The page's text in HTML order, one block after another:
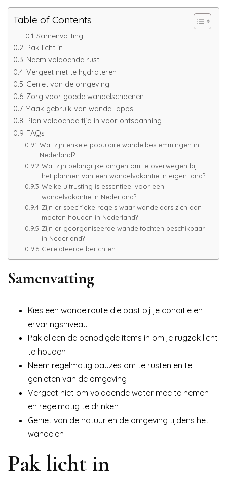
Table of Contents
Samenvatting
Pak licht in
Neem voldoende rust
Vergeet niet te hydrateren
Geniet van de omgeving
Zorg voor goede wandelschoenen
Maak gebruik van wandel-apps
Plan voldoende tijd in voor ontspanning
FAQs
Wat zijn enkele populaire wandelbestemmingen in
Nederland?
Wat zijn belangrijke dingen om te overwegen bij
het plannen van een wandelvakantie in eigen land?
Welke uitrusting is essentieel voor een
wandelvakantie in Nederland?
Zijn er specifieke regels waar wandelaars zich aan
moeten houden in Nederland?
Zijn er georganiseerde wandeltochten beschikbaar
in Nederland?
Gerelateerde berichten:
Samenvatting
Kies een wandelroute die past bij je conditie en
ervaringsniveau
Pak alleen de benodigde items in om je rugzak licht
te houden
Neem regelmatig pauzes om te rusten en te
genieten van de omgeving
Vergeet niet om voldoende water mee te nemen
en regelmatig te drinken
Geniet van de natuur en de omgeving tijdens het
wandelen
Pak licht in